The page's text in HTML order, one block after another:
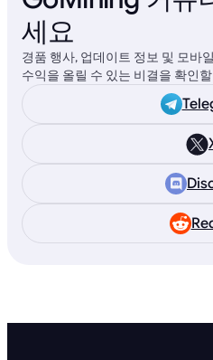
세요
경품 행사, 업데이트 정보 및 모바
수익을 올릴 수 있는 비결을 확인